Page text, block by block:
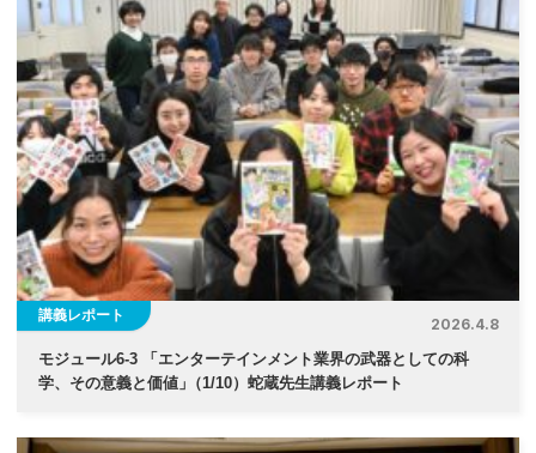
講義レポート
2026.4.8
モジュール6-3 「エンターテインメント業界の武器としての科
学、その意義と価値」 （1/10）蛇蔵先生講義レポート